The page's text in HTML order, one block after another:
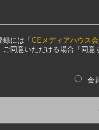
録には「CEメディアハウス
ご同意いただける場合「同意
会